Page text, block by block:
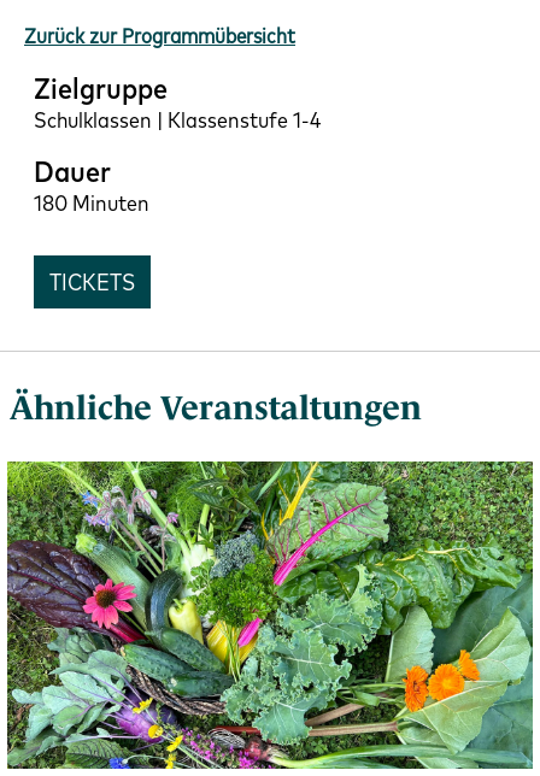
Zurück zur Programmübersicht
Zielgruppe
Schulklassen | Klassenstufe 1-4
Dauer
180 Minuten
TICKETS
Ähnliche Veranstaltungen